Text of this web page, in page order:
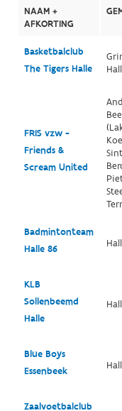
NAAM +
AFKORTING
Basketbalclub
The Tigers Halle
FRIS vzw -
Friends &
Scream United
Badmintonteam
Halle 86
KLB
Sollenbeemd
Halle
Blue Boys
Essenbeek
Zaalvoetbalclub